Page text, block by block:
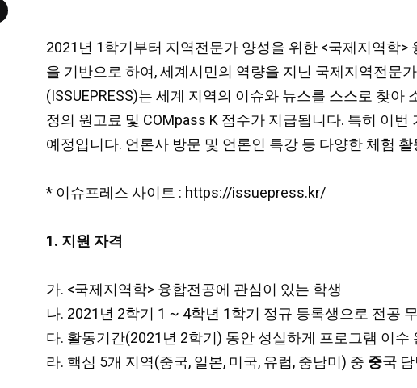
2021년 1학기부터 지역전문가 양성을 위한 <국제지역학>
을 기반으로 하여, 세계시민의 역량을 지닌 국제지역전문
(ISSUEPRESS)는 세계 지역의 이슈와 뉴스를 스스로 찾
정의 원고료 및 COMpass K 점수가 지급됩니다. 특히 이
예정입니다. 언론사 방문 및 언론인 특강 등 다양한 체험
* 이슈프레스 사이트 : https://issuepress.kr/
1. 지원 자격
가. <국제지역학> 융합전공에 관심이 있는 학생
나. 2021년 2학기 1 ~ 4학년 1학기 정규 등록생으로 전공
다. 활동기간(2021년 2학기) 동안 성실하게 프로그램 이수
라. 핵심 5개 지역(중국, 일본, 미국, 유럽, 중남미) 중 중국